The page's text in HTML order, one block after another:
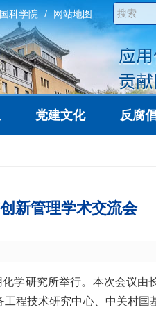
科学院 网站地图
党建文化 反腐
新管理学术交流会
学研究所举行。本次会议由
程技术研究中心、中关村国